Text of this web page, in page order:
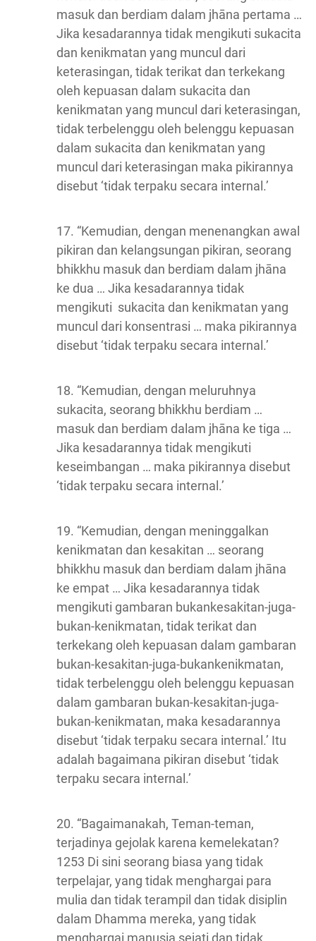
masuk dan berdiam dalam jhāna pertama …
Jika kesadarannya tidak mengikuti sukacita
dan kenikmatan yang muncul dari
keterasingan, tidak terikat dan terkekang
oleh kepuasan dalam sukacita dan
kenikmatan yang muncul dari keterasingan,
tidak terbelenggu oleh belenggu kepuasan
dalam sukacita dan kenikmatan yang
muncul dari keterasingan maka pikirannya
disebut ‘tidak terpaku secara internal.’
17. “Kemudian, dengan menenangkan awal
pikiran dan kelangsungan pikiran, seorang
bhikkhu masuk dan berdiam dalam jhāna
ke dua … Jika kesadarannya tidak
mengikuti sukacita dan kenikmatan yang
muncul dari konsentrasi … maka pikirannya
disebut ‘tidak terpaku secara internal.’
18. “Kemudian, dengan meluruhnya
sukacita, seorang bhikkhu berdiam …
masuk dan berdiam dalam jhāna ke tiga …
Jika kesadarannya tidak mengikuti
keseimbangan … maka pikirannya disebut
‘tidak terpaku secara internal.’
19. “Kemudian, dengan meninggalkan
kenikmatan dan kesakitan … seorang
bhikkhu masuk dan berdiam dalam jhāna
ke empat … Jika kesadarannya tidak
mengikuti gambaran bukankesakitan-juga-
bukan-kenikmatan, tidak terikat dan
terkekang oleh kepuasan dalam gambaran
bukan-kesakitan-juga-bukankenikmatan,
tidak terbelenggu oleh belenggu kepuasan
dalam gambaran bukan-kesakitan-juga-
bukan-kenikmatan, maka kesadarannya
disebut ‘tidak terpaku secara internal.’ Itu
adalah bagaimana pikiran disebut ‘tidak
terpaku secara internal.’
20. “Bagaimanakah, Teman-teman,
terjadinya gejolak karena kemelekatan?
1253 Di sini seorang biasa yang tidak
terpelajar, yang tidak menghargai para
mulia dan tidak terampil dan tidak disiplin
dalam Dhamma mereka, yang tidak
menghargai manusia sejati dan tidak